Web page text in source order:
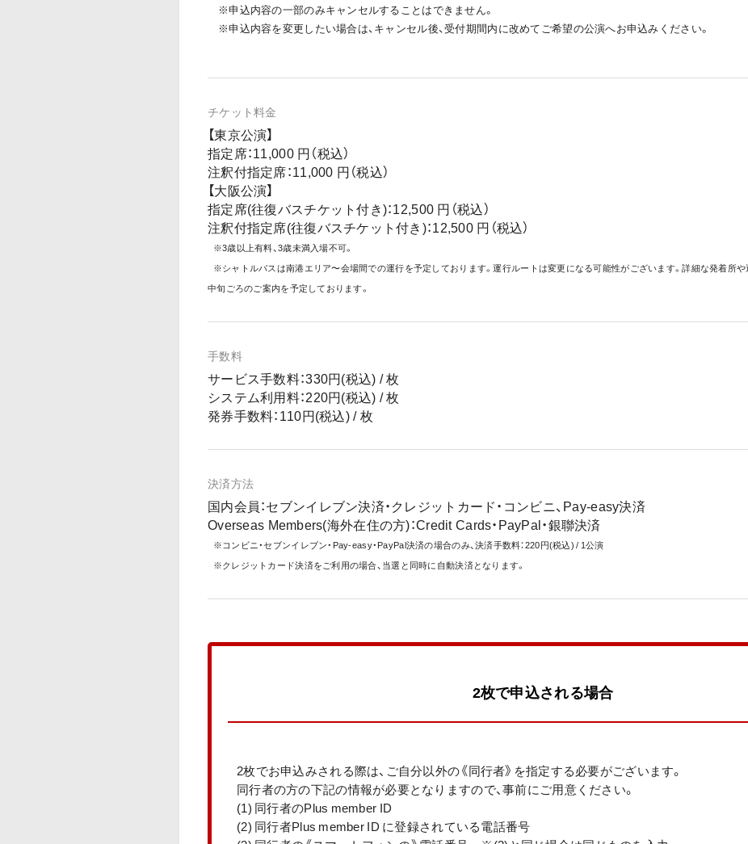
※申込内容の一部のみキャンセルすることはできません。
※申込内容を変更したい場合は、キャンセル後、受付期間内に改めてご希望の公演へお申込みください。
チケット料金
【東京公演】
指定席：11,000 円（税込）
注釈付指定席：11,000 円（税込）
【大阪公演】
指定席(往復バスチケット付き)：12,500 円（税込）
注釈付指定席(往復バスチケット付き)：12,500 円（税込）
※3歳以上有料、3歳未満入場不可。
※シャトルバスは南港エリア〜会場間での運行を予定しております。運行ルートは変更になる可能性がございます。詳細な発着所
中旬ごろのご案内を予定しております。
手数料
サービス手数料：330円(税込) / 枚
システム利用料：220円(税込) / 枚
発券手数料：110円(税込) / 枚
決済方法
国内会員：セブンイレブン決済・クレジットカード・コンビニ、Pay-easy決済
Overseas Members(海外在住の方)：Credit Cards・PayPal・銀聯決済
※コンビニ・セブンイレブン・Pay-easy・PayPal決済の場合のみ、決済手数料：220円(税込) / 1公演
※クレジットカード決済をご利用の場合、当選と同時に自動決済となります。
2枚で申込される場合
2枚でお申込みされる際は、ご自分以外の《同行者》を指定する必要がございます。
同行者の方の下記の情報が必要となりますので、事前にご用意ください。
(1) 同行者のPlus member ID
(2) 同行者Plus member ID に登録されている電話番号